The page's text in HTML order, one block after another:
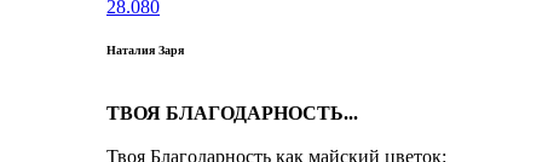
28.080
Наталия Заря
ТВОЯ БЛАГОДАРНОСТЬ...
Твоя Благодарность как майский цветок: